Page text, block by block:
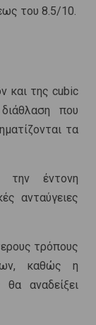
του 8.5/10.
και της cubic
που
τα
την έντονη
ανταύγειες
τρόπους
καθώς η
αναδείξει